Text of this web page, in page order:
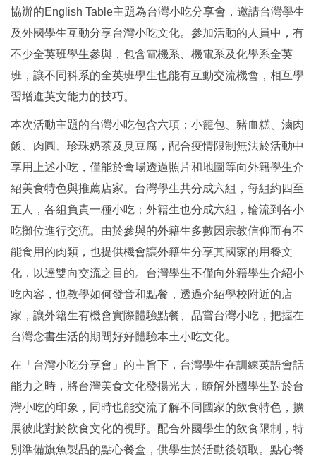
協辦的English Table主題為台灣小吃分享會，邀請台灣學生
及外國學生互動分享台灣小吃文化。參加活動的人員中，有
不少全英班學生參與，包含電機系、機電系及化學系全英
班 ，讓不同科系的全英班學生也能有互動交流機會，相互學
習增進英文能力的技巧。
本次活動主題的台灣小吃包含六項：小籠包、豬血糕、滷肉
飯、肉圓、珍珠奶茶及臭豆腐，配合疫情限制無法於活動中
享用上述小吃，僅能於會場透過照片和地圖等向外籍學生介
紹美食特色與推薦店家。台灣學生共分成六組，每組約四至
五人，各組負責一種小吃；外籍生也分成六組，輪流到各小
吃攤位進行交流。由於參與的外籍生多數因宗教信仰而有不
能食用的肉類，也提供機會讓外籍生分享其國家的用餐文
化，以達雙向交流之目的。台灣學生不僅向外籍學生介紹小
吃內容，也教學如何發音和點餐，透過介紹學校附近的店
家，讓外籍生有機會實際體驗點餐、品嘗台灣小吃，把握在
台灣念書生活的期間好好體驗本土小吃文化。
在「台灣小吃分享會」的主旨下， 台灣學生在訓練英語會話
能力之時，將台灣美食文化發揚光大，瞭解外國學生對於台
灣小吃的印象，同時也能交流了解不同國家的飲食特色，擴
展彼此對於飲食文化的視野。配合外國學生的飲食限制，特
別準備旗魚製品的點心餐盒，供學生於活動後領取。點心餐